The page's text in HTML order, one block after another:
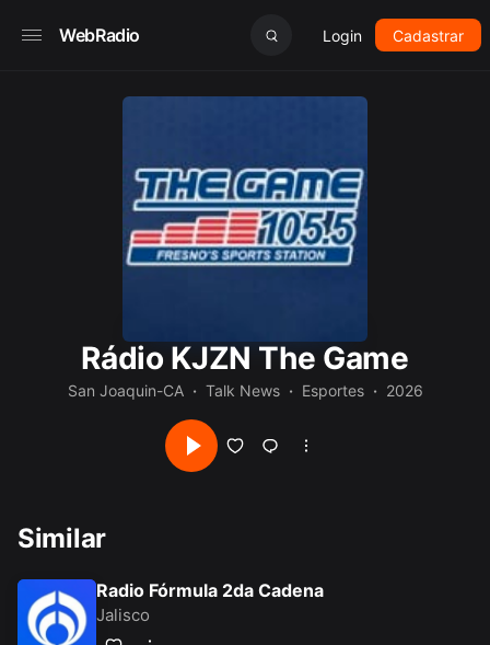
WebRadio Login Cadastrar
Rádio KJZN The Game
San Joaquin-CA Talk News Esportes 2026
Similar
Radio Fórmula 2da Cadena
Jalisco